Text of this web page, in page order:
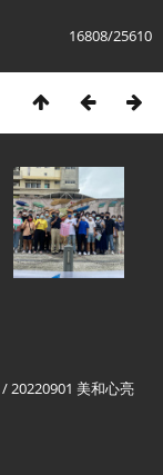
16808/25610
/20220901 美和心亮